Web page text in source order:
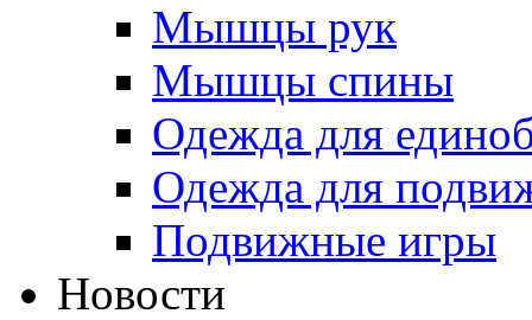
Мышцы рук
Мышцы спины
Одежда для
Одежда для
Подвижные игры
Новости